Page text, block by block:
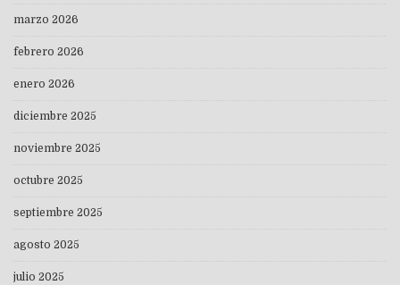
marzo 2026
febrero 2026
enero 2026
diciembre 2025
noviembre 2025
octubre 2025
septiembre 2025
agosto 2025
julio 2025